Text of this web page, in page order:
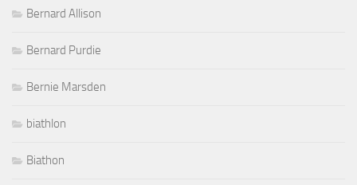
Bernard Allison
Bernard Purdie
Bernie Marsden
biathlon
Biathon